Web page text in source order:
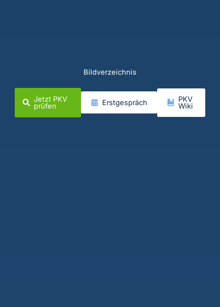
Bildverzeichnis
Jetzt PKV
prüfen Erstgespräch PKV
Wiki